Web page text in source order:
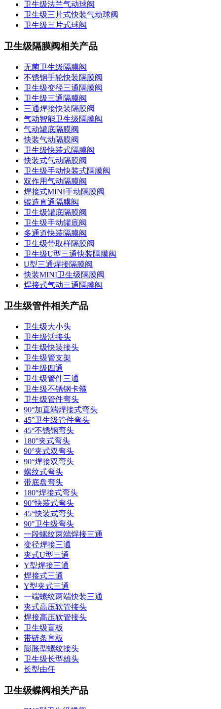
卫生级法兰气动球阀
卫生级三片式快装气动球阀
卫生级三片式球阀
卫生级隔膜阀相关产品
无菌卫生级隔膜阀
不锈钢手轮快装隔膜阀
卫生级变径三通隔膜阀
卫生级三通隔膜阀
三通焊接快装隔膜阀
气动智能卫生级隔膜阀
气动罐底隔膜阀
快装气动隔膜阀
卫生级快装式隔膜阀
快装式气动隔膜阀
卫生级手动快装式隔膜阀
双作用气动隔膜阀
焊接式MINI手动隔膜阀
锻造直通隔膜阀
卫生级罐底隔膜阀
卫生级手动罐底阀
多通道快装隔膜阀
卫生级带取样隔膜阀
卫生级U型三通快装隔膜阀
U型三通焊接隔膜阀
快装MINI卫生级隔膜阀
焊接式气动三通隔膜阀
卫生级管件相关产品
卫生级大小头
卫生级活接头
卫生级快装接头
卫生级管支架
卫生级四通
卫生级管件三通​
卫生级不锈钢卡箍
卫生级管件弯头
90°加直端焊接式弯头
45°卫生级管件弯头
45°不锈钢弯头
180°夹式弯头
90°夹式双弯头
90°焊接双弯头
螺纹式弯头
带底盘弯头
180°焊接式弯头
90°快装式弯头
45°快装式弯头
90°卫生级弯头
一段螺纹两端焊接三通
变径焊接三通
夹式U型三通
Y型焊接三通
焊接式三通
Y型夹式三通
一端螺纹两端快装三通
夹式高压软管接头
焊接高压软管接头
卫生级盲板
带链条盲板
膨胀型螺纹接头
卫生级长型雄头
长型由任
卫生级蝶阀相关产品